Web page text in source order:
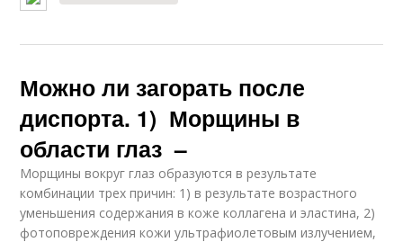
Можно ли загорать после
диспорта. 1) Морщины в
области глаз –
Морщины вокруг глаз образуются в результате
комбинации трех причин: 1) в результате возрастного
уменьшения содержания в коже коллагена и эластина, 2)
фотоповреждения кожи ультрафиолетовым излучением,